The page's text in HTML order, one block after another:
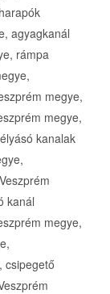
agyagkanál
rámpa
megye,
megye,
kanalak
kanál
megye,
csipegető